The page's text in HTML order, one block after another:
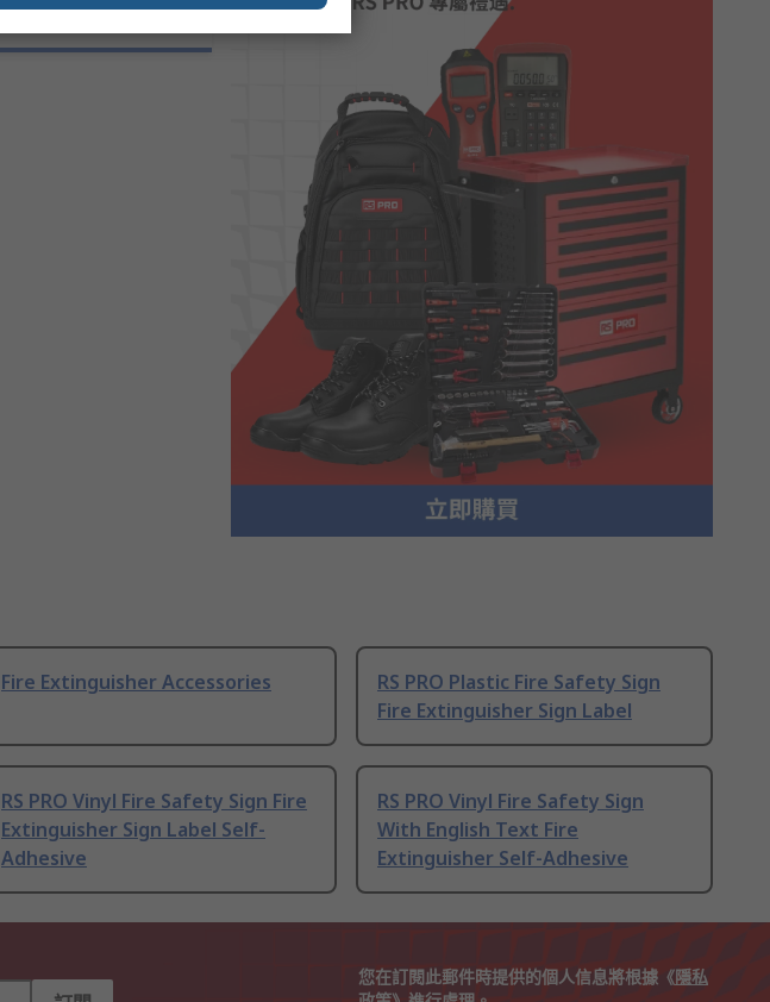
Fire Extinguisher Accessories
RS PRO Plastic Fire Safety Sign
Fire Extinguisher Sign Label
RS PRO Vinyl Fire Safety Sign Fire
Extinguisher Sign Label Self-
Adhesive
RS PRO Vinyl Fire Safety Sign
With English Text Fire
Extinguisher Self-Adhesive
您在訂閱此郵件時提供的個人信息將根據《隱私